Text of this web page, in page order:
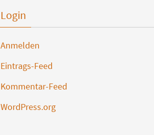
Login
Anmelden
Eintrags-Feed
Kommentar-Feed
WordPress.org